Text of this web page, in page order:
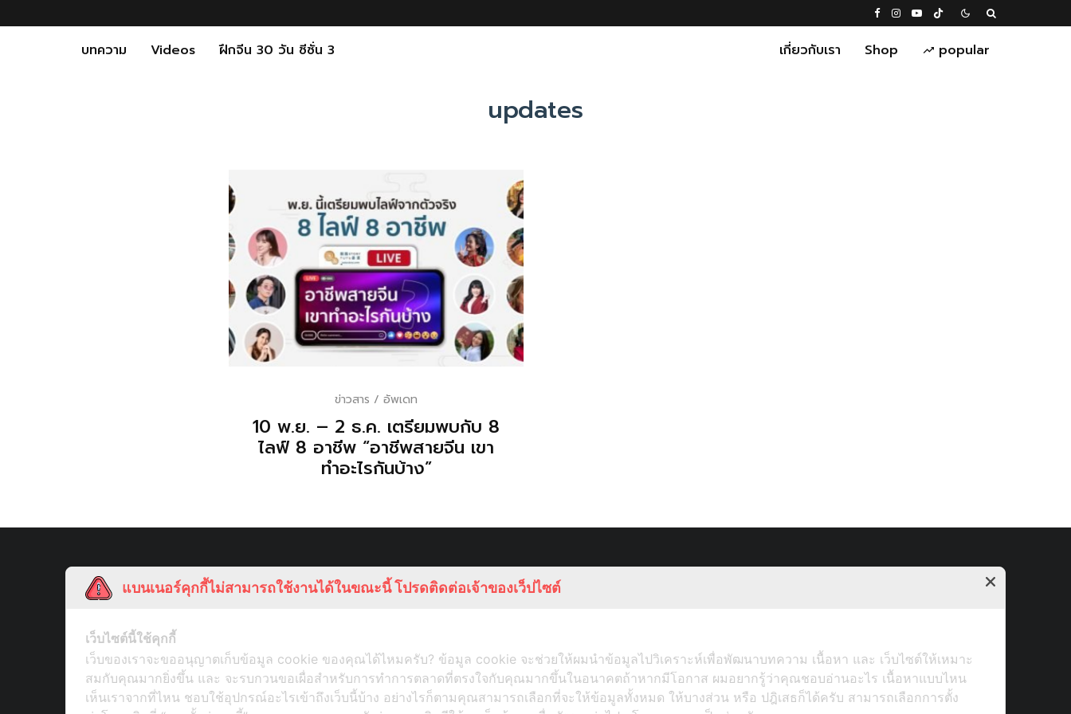
บทความ Videos ฝึกจีน 30 วัน ซีซั่น 3 เกี่ยวกับเรา Shop popular
updates
ข่าวสาร / อัพเดท
10 พ.ย. – 2 ธ.ค. เตรียมพบกับ 8
ไลฟ์ 8 อาชีพ “อาชีพสายจีน เขา
ทำอะไรกันบ้าง”
แบนเนอร์คุกกี้ไม่สามารถใช้งานได้ในขณะนี้ โปรดติดต่อเจ้าของเว็ปไซต์
เว็บไซต์นี้ใช้คุกกี้
เว็บของเราจะขออนุญาตเก็บข้อมูล cookie ของคุณได้ไหมครับ? ข้อมูล cookie จะช่วยให้ผมนำข้อมูลไปวิเคราะห์เพื่อพัฒนาบทความ เนื้อหา และ เว็บไซต์ให้เหมาะ
สมกับคุณมากยิ่งขึ้น และ จะรบกวนขอเผื่อสำหรับการทำการตลาดที่ตรงใจกับคุณมากขึ้นในอนาคตถ้าหากมีโอกาส ผมอยากรู้ว่าคุณชอบอ่านอะไร เนื้อหาแบบไหน
เห็นเราจากที่ไหน ชอบใช้อุปกรณ์อะไรเข้าถึงเว็บนี้บ้าง อย่างไรก็ตามคุณสามารถเลือกที่จะให้ข้อมูลทั้งหมด ให้บางส่วน หรือ ปฎิเสธก็ได้ครับ สามารถเลือกการตั้ง